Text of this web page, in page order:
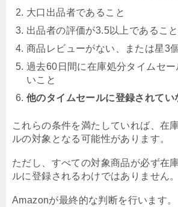
大口出品者であること
出品者の評価が3.5以上であること
商品レビューがない、または星3
過去60日間に在庫処分タイムセ
いこと
他のタイムセールに登録されてい
これらの条件を満たしていれば、在
ルの対象となる可能性があります。
ただし、すべての対象商品が必ず在
ルに登録されるわけではありません。
Amazonが最終的な判断を行います。